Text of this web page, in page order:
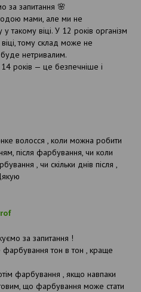
за запитання 🌸
мами, але ми не
віці. У 12 років організм
тому склад може не
нетривалим.
років — це безпечніше і
волосся , коли можна робити
після фарбування, чи коли
, чи скільки днів після ,
за запитання !
фарбування тон в тон , краще
фарбування , якщо навпаки
що фарбування може стати